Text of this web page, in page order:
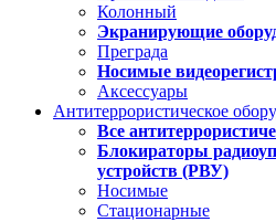
Колонный
Экранирующие
Преграда
Носимые
Аксессуары
Антитеррористическое
Все
Блокираторы
устройств (РВУ)
Носимые
Стационарные